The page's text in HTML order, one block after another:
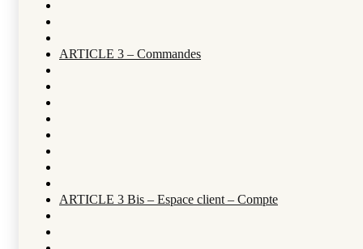
ARTICLE 3 – Commandes
ARTICLE 3 Bis – Espace client – Compte